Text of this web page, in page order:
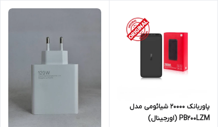
پاوربانک 20000 شیائومی مدل
PB200LZM (اورجینال)